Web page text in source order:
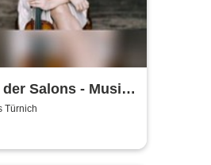
Salons - Musik
bei Marcel
Türnich